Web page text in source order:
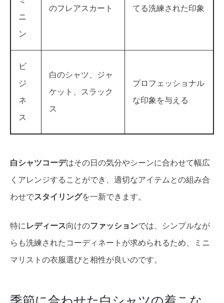
ニ
ン
のフレアスカート てる洗練された印象
ビ
ジ
ネ
ス
白のシャツ、ジャ
ケット、スラック
ス
プロフェッショナル
な印象を与える
白シャツコーデはその日の気分やシーンに合わせて幅広
くアレンジすることができ、適切なアイテムとの組み合
わせでスタイリングを一新できます。
特にレディース向けのファッションでは、シンプルなが
らも洗練されたコーディネートが求められるため、ミニ
マリストの衣服選びと相性が良いのです。